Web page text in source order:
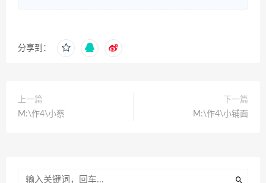
分享到：
上一篇
M:\作4\小蔡
下一篇
M:\作4\小铺面